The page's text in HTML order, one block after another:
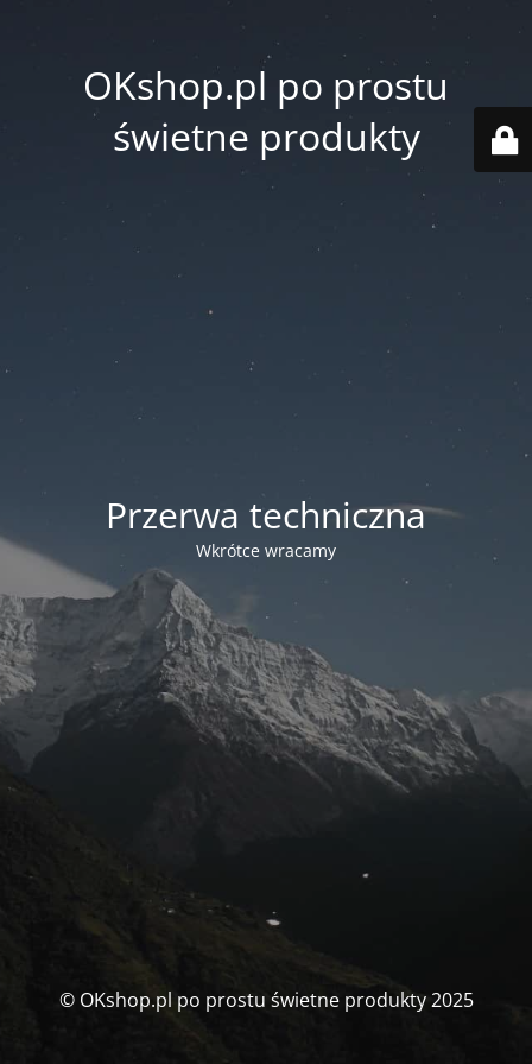
OKshop.pl po prostu
świetne produkty
Przerwa techniczna
Wkrótce wracamy
© OKshop.pl po prostu świetne produkty 2025